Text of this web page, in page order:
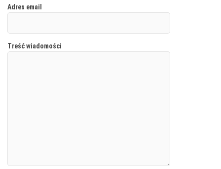
Adres email
Treść wiadomości